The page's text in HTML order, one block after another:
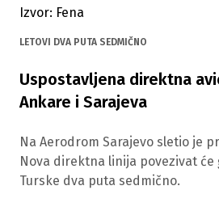
Izvor: Fena
LETOVI DVA PUTA SEDMIČNO
Uspostavljena direktna
Ankare i Sarajeva
Na Aerodrom Sarajevo sletio je
Nova direktna linija povezivat će
Turske dva puta sedmično.